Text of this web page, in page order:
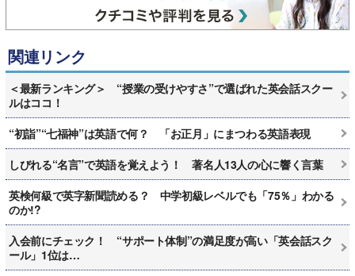
関連リンク
＜最新ランキング＞ “授業の受けやすさ”で選ばれた英会話スクー
ルはココ！
“初詣”“七福神”は英語で何？ 「お正月」にまつわる英語表現
しびれる“名言”で英語を覚えよう！ 著名人13人の心に響く言葉
英検何級で英字新聞読める？ 中学初級レベルでも「75％」わかる
のか!?
入会前にチェック！ “サポート体制”の満足度が高い「英会話スク
ール」1位は…